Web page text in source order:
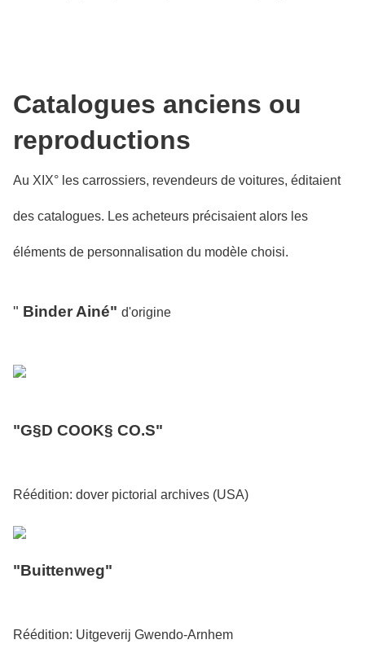
Catalogues anciens ou
reproductions
Au XIX° les carrossiers, revendeurs de voitures, éditaient
des catalogues. Les acheteurs précisaient alors les
éléments de personnalisation du modèle choisi.
" Binder Ainé" d'origine
"G§D COOK§ CO.S"
Réédition: dover pictorial archives (USA)
"Buittenweg"
Réédition: Uitgeverij Gwendo-Arnhem